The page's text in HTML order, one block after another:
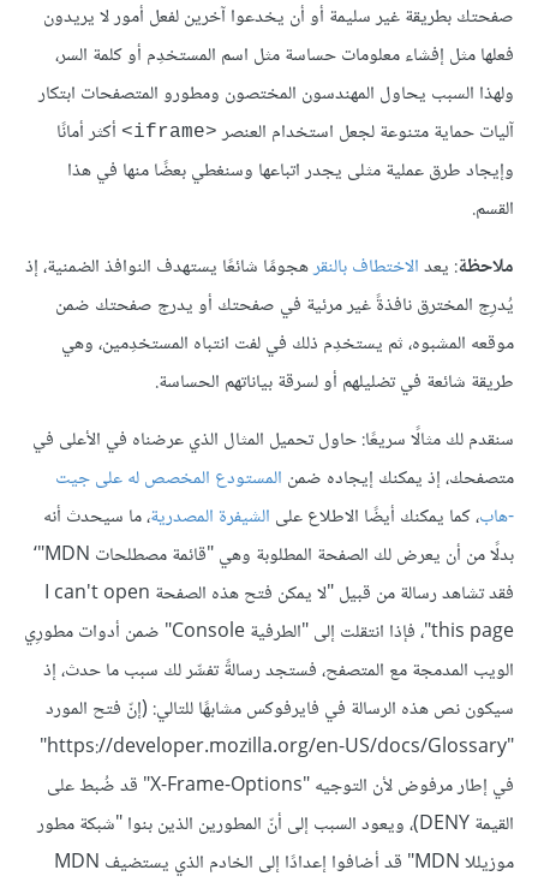
صفحتك بطريقة غير سليمة أو أن يخدعوا آخرين لفعل أمور لا يريدون
فعلها مثل إفشاء معلومات حساسة مثل اسم المستخدِم أو كلمة السر،
ولهذا السبب يحاول المهندسون المختصون ومطورو المتصفحات ابتكار
آليات حماية متنوعة لجعل استخدام العنصر <iframe>
أكثر أمانًا
وإيجاد طرق عملية مثلى يجدر اتباعها وسنغطي بعضًا منها في هذا
القسم.
ملاحظة: يعدالاختطاف بالنقرهجومًا شائعًا يستهدف النوافذ الضمنية، إذ
يُدرِج المخترق نافذةً غير مرئية في صفحتك أو يدرج صفحتك ضمن
موقعه المشبوه، ثم يستخدِم ذلك في لفت انتباه المستخدِمين، وهي
طريقة شائعة في تضليلهم أو لسرقة بياناتهم الحساسة.
سنقدم لك مثالًا سريعًا: حاول تحميل المثال الذي عرضناه في الأعلى في
متصفحك، إذ يمكنك إيجاده ضمن المستودع المخصص له على جيت
-هاب، كما يمكنك أيضًا الاطلاع على الشيفرة المصدرية، ما سيحدث أنه
بدلًا من أن يعرض لك الصفحة المطلوبة وهي "قائمة مصطلحات MDN"‘
فقد تشاهد رسالة من قبيل "لا يمكن فتح هذه الصفحة I can't open
this page"، فإذا انتقلت إلى "الطرفية Console" ضمن أدوات مطورِي
الويب المدمجة مع المتصفح، فستجد رسالةً تفسِّر لك سبب ما حدث، إذ
سيكون نص هذه الرسالة في فايرفوكس مشابهًا للتالي: (إنّ فتح المورد
"https://developer.mozilla.org/en-US/docs/Glossary"
في إطار مرفوض لأن التوجيه "X-Frame-Options" قد ضُبط على
القيمة DENY)، ويعود السبب إلى أنّ المطورين الذين بنوا "شبكة مطور
موزيللا MDN" قد أضافوا إعدادًا إلى الخادم الذي يستضيف MDN